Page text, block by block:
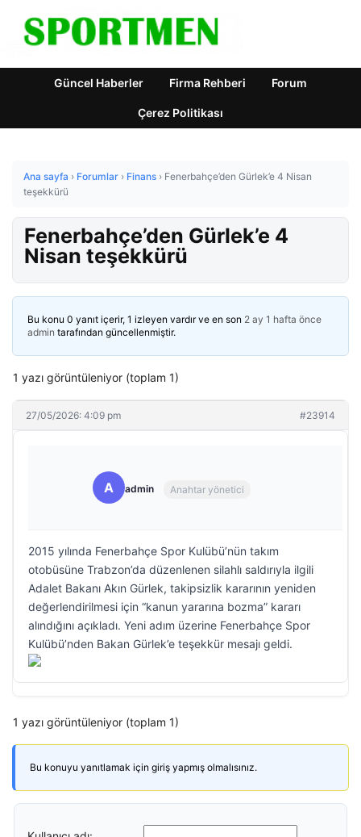
Güncel Haberler Firma Rehberi Forum
Çerez Politikası
Ana sayfa › Forumlar › Finans › Fenerbahçe’den Gürlek’e 4 Nisan
teşekkürü
Fenerbahçe’den Gürlek’e 4
Nisan teşekkürü
Bu konu 0 yanıt içerir, 1 izleyen vardır ve en son 2 ay 1 hafta önce
admin tarafından güncellenmiştir.
1 yazı görüntüleniyor (toplam 1)
27/05/2026: 4:09 pm #23914
A admin Anahtar yönetici
2015 yılında Fenerbahçe Spor Kulübü’nün takım
otobüsüne Trabzon’da düzenlenen silahlı saldırıyla ilgili
Adalet Bakanı Akın Gürlek, takipsizlik kararının yeniden
değerlendirilmesi için “kanun yararına bozma” kararı
alındığını açıkladı. Yeni adım üzerine Fenerbahçe Spor
Kulübü’nden Bakan Gürlek’e teşekkür mesajı geldi.
1 yazı görüntüleniyor (toplam 1)
Bu konuyu yanıtlamak için giriş yapmış olmalısınız.